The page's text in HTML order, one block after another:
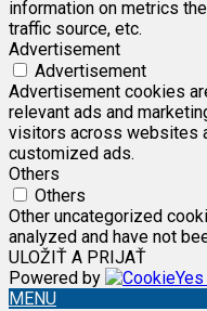
information on metrics
traffic source, etc.
Advertisement
Advertisement
Advertisement cookies
relevant ads and
visitors across websites
customized ads.
Others
Others
Other uncategorized
analyzed and have not
ULOŽIŤ A PRIJAŤ
Powered by
MENU